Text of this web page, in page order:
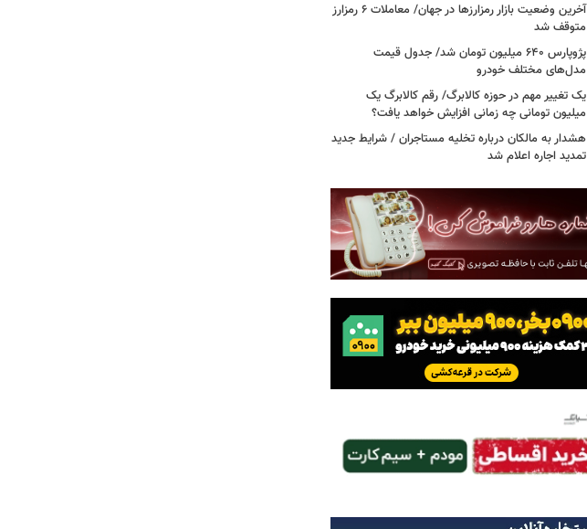
آخرین وضعیت بازار رمزارزها در جهان/ معاملات ۶ رمزارز
متوقف شد
پژوپارس ۶۴۰ میلیون تومان شد/ جدول قیمت
مدل‌های مختلف خودرو
یک تغییر مهم در حوزه کالابرگ/ رقم کالابرگ یک
میلیون تومانی چه زمانی افزایش خواهد یافت؟
هشدار به مالکان درباره تخلیه مستاجران / شرایط جدید
تمدید اجاره اعلام شد